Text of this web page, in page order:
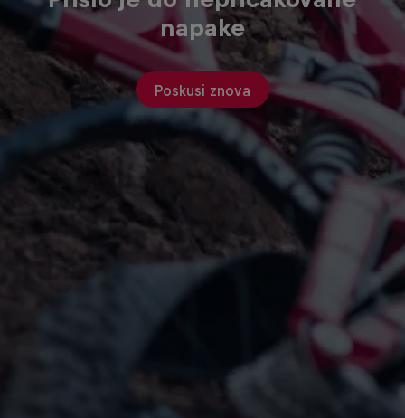
napake
Poskusi znova